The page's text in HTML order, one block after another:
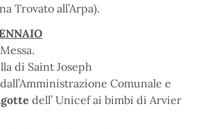
Trovato all’Arpa).
di Saint Joseph
Comunale e
dell’ Unicef ai bimbi di Arvier